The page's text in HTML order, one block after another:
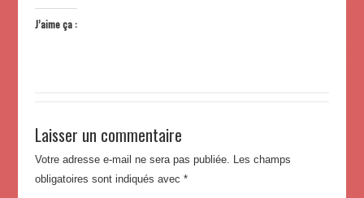
J’aime ça :
Laisser un commentaire
Votre adresse e-mail ne sera pas publiée. Les champs
obligatoires sont indiqués avec *